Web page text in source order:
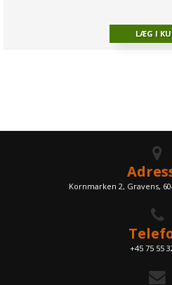
Kornmarken 2, Gravens,
+45 75 55